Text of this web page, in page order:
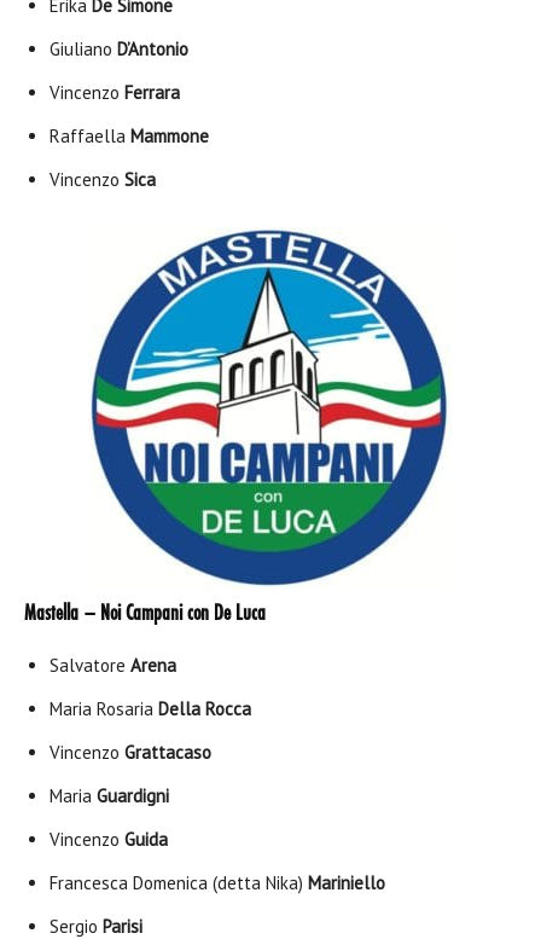
Erika De Simone
Giuliano D’Antonio
Vincenzo Ferrara
Raffaella Mammone
Vincenzo Sica
Mastella – Noi Campani con De Luca
Salvatore Arena
Maria Rosaria Della Rocca
Vincenzo Grattacaso
Maria Guardigni
Vincenzo Guida
Francesca Domenica (detta Nika) Mariniello
Sergio Parisi